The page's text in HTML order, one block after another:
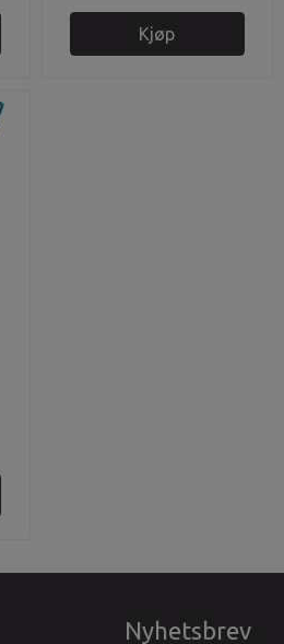
Kjøp
Nyhetsbrev